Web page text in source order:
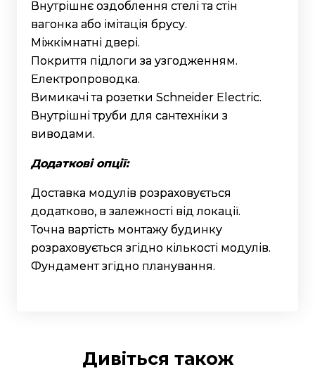
Внутрішнє оздоблення стелі та стін
вагонка або імітація брусу.
Міжкімнатні двері.
Покриття підлоги за узгодженням.
Електропроводка.
Вимикачі та розетки Schneider Electric.
Внутрішні труби для сантехніки з
виводами.
Додаткові опції:
Доставка модулів розраховується
додатково, в залежності від локації.
Точна вартість монтажу будинку
розраховується згідно кількості модулів.
Фундамент згідно планування.
Дивіться також